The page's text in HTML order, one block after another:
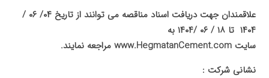
علاقمندان جهت دریافت اسناد مناقصه می توانند از تاریخ ۰۴/ ۰۶ /
۱۴۰۴ تا ۱۸ / ۰۶ /۱۴۰۴ به
سایتwww.HegmatanCement.com مراجعه نمایند.
نشانی شرکت :